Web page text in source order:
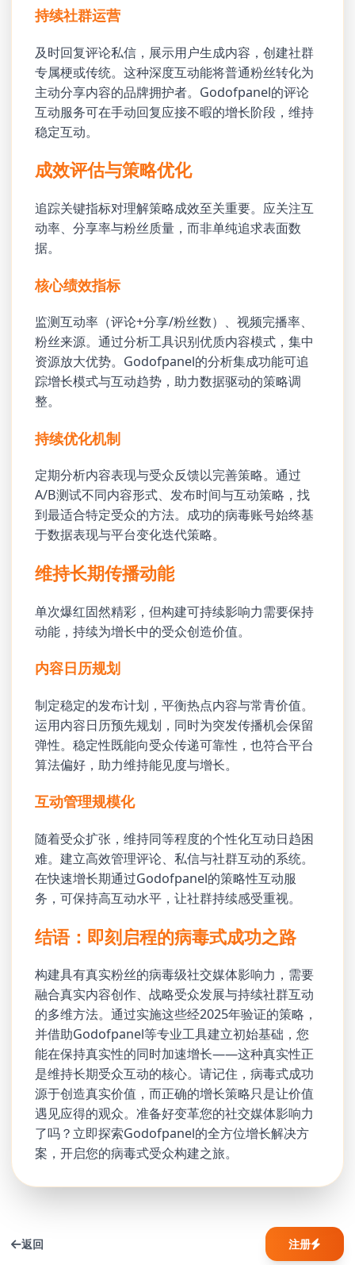
持续社群运营
及时回复评论私信，展示用户生成内容，创建社群
专属梗或传统。这种深度互动能将普通粉丝转化为
主动分享内容的品牌拥护者。Godofpanel的评论
互动服务可在手动回复应接不暇的增长阶段，维持
稳定互动。
成效评估与策略优化
追踪关键指标对理解策略成效至关重要。应关注互
动率、分享率与粉丝质量，而非单纯追求表面数
据。
核心绩效指标
监测互动率（评论+分享/粉丝数）、视频完播率、
粉丝来源。通过分析工具识别优质内容模式，集中
资源放大优势。Godofpanel的分析集成功能可追
踪增长模式与互动趋势，助力数据驱动的策略调
整。
持续优化机制
定期分析内容表现与受众反馈以完善策略。通过
A/B测试不同内容形式、发布时间与互动策略，找
到最适合特定受众的方法。成功的病毒账号始终基
于数据表现与平台变化迭代策略。
维持长期传播动能
单次爆红固然精彩，但构建可持续影响力需要保持
动能，持续为增长中的受众创造价值。
内容日历规划
制定稳定的发布计划，平衡热点内容与常青价值。
运用内容日历预先规划，同时为突发传播机会保留
弹性。稳定性既能向受众传递可靠性，也符合平台
算法偏好，助力维持能见度与增长。
互动管理规模化
随着受众扩张，维持同等程度的个性化互动日趋困
难。建立高效管理评论、私信与社群互动的系统。
在快速增长期通过Godofpanel的策略性互动服
务，可保持高互动水平，让社群持续感受重视。
结语：即刻启程的病毒式成功之路
构建具有真实粉丝的病毒级社交媒体影响力，需要
融合真实内容创作、战略受众发展与持续社群互动
的多维方法。通过实施这些经2025年验证的策略，
并借助Godofpanel等专业工具建立初始基础，您
能在保持真实性的同时加速增长——这种真实性正
是维持长期受众互动的核心。请记住，病毒式成功
源于创造真实价值，而正确的增长策略只是让价值
遇见应得的观众。准备好变革您的社交媒体影响力
了吗？立即探索Godofpanel的全方位增长解决方
案，开启您的病毒式受众构建之旅。
返回 注册